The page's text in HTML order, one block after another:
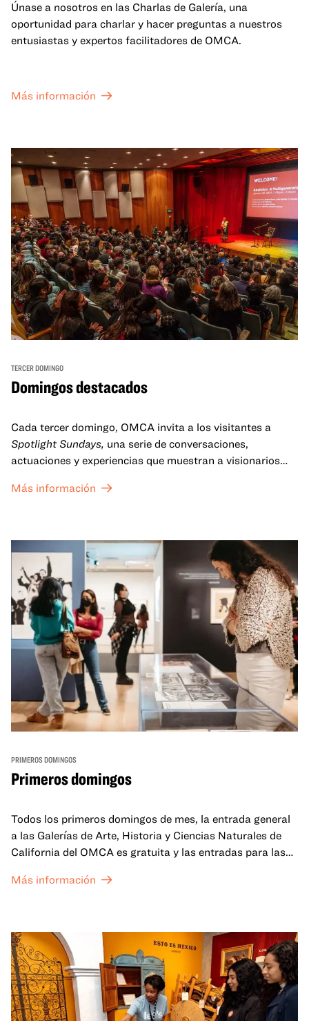
Únase a nosotros en las Charlas de Galería, una
oportunidad para charlar y hacer preguntas a nuestros
entusiastas y expertos facilitadores de OMCA.
Más información
TERCER DOMINGO
Domingos destacados
Cada tercer domingo, OMCA invita a los visitantes a
Spotlight Sundays, una serie de conversaciones,
actuaciones y experiencias que muestran a visionarios
Más información
PRIMEROS DOMINGOS
Primeros domingos
Todos los primeros domingos de mes, la entrada general
a las Galerías de Arte, Historia y Ciencias Naturales de
California del OMCA es gratuita y las entradas para las
a un precio reducido de 6 $.
Más información